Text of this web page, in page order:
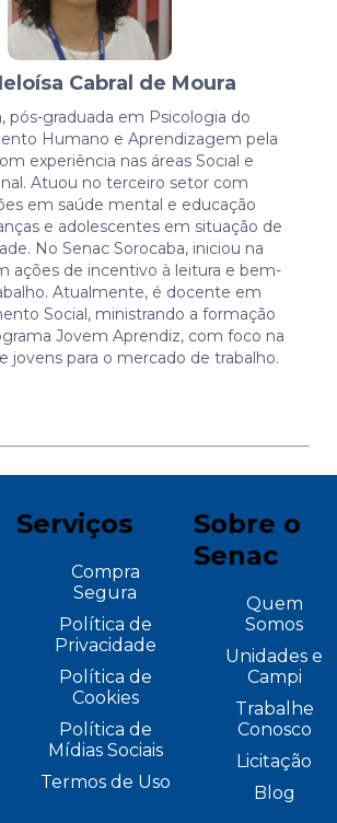
Cabral de Moura
pós-graduada em Psicologia do
Humano e Aprendizagem pela
experiência nas áreas Social e
Atuou no terceiro setor com
em saúde mental e educação
e adolescentes em situação de
No Senac Sorocaba, iniciou na
ações de incentivo à leitura e bem-
Atualmente, é docente em
Social, ministrando a formação
Jovem Aprendiz, com foco na
jovens para o mercado de trabalho.
Serviços
Compra
Segura
Política de
Privacidade
Política de
Cookies
Política de
Mídias Sociais
Termos de Uso
Sobre o
Senac
Quem
Somos
Unidades e
Campi
Trabalhe
Conosco
Licitação
Blog